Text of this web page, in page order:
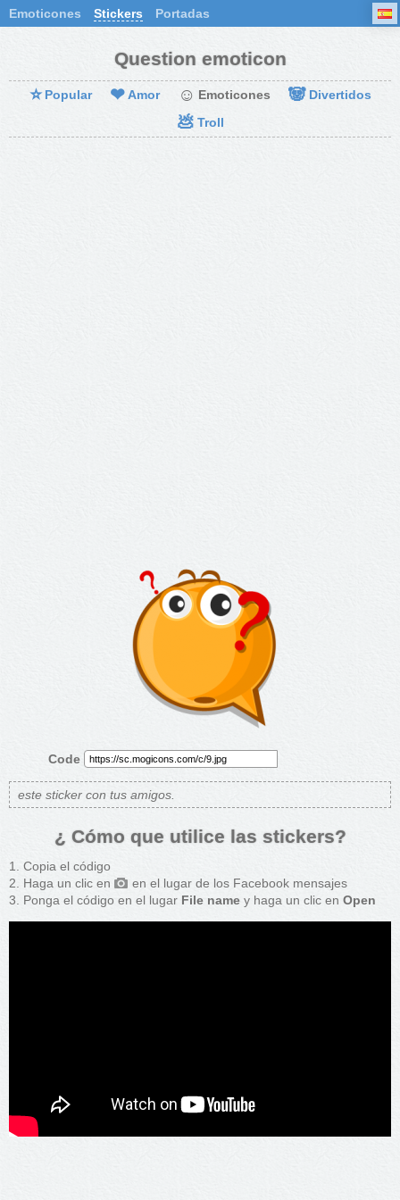
Emoticones Stickers Portadas
Question emoticon
⭐ Popular ❤ Amor ☺ Emoticones 🐼 Divertidos
💩 Troll
Code
este sticker con tus amigos.
¿ Cómo que utilice las stickers?
Copia el código
Haga un clic en
en el lugar de los Facebook mensajes
Ponga el código en el lugar File name y haga un clic en Open